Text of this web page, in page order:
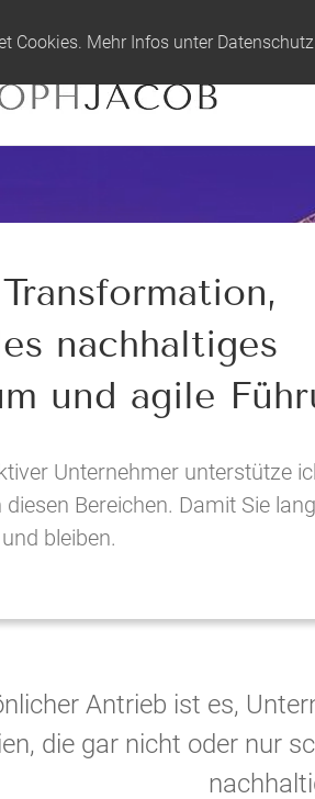
nachhaltiges
und agile
Unternehmer unterstütze
Bereichen. Damit Sie
bleiben.
Antrieb ist es,
die gar nicht oder nur
Cookies. Mehr Infos unter Datenschutz